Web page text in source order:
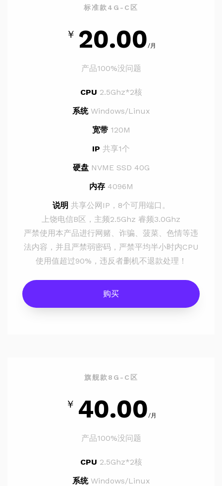
标准款4G-C区
￥ 20.00/月
产品100%没问题
CPU 2.5Ghz*2核
系统Windows/Linux
宽带120M
IP 共享1个
硬盘NVME SSD 40G
内存4096M
说明 共享公网IP，8个可用端口。
上饶电信B区，主频2.5Ghz 睿频3.0Ghz
严禁使用本产品进行网赌、诈骗、菠菜、色情等违
法内容，并且严禁弱密码，严禁平均半小时内CPU
使用值超过90%，违反者删机不退款处理！
购买
旗舰款8G-C区
￥ 40.00/月
产品100%没问题
CPU 2.5Ghz*2核
系统Windows/Linux